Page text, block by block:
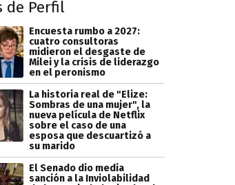
de Perfil
Encuesta rumbo a 2027:
cuatro consultoras
midieron el desgaste de
Milei y la crisis de liderazgo
en el peronismo
La historia real de "Elize:
Sombras de una mujer", la
nueva película de Netflix
sobre el caso de una
esposa que descuartizó a
su marido
El Senado dio media
sanción a la Inviolabilidad